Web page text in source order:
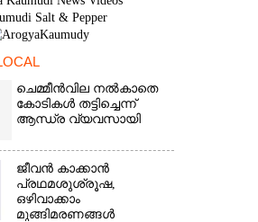
ചെമ്മീൻവില നൽകാതെ
കോടികൾ തട്ടിച്ചെന്ന്
ആന്ധ്ര വ്യവസായി
ജീവൻ കാക്കാൻ
പ്രഥമശുശ്രൂഷ,
ഒഴിവാക്കാം
മുങ്ങിമരണങ്ങൾ